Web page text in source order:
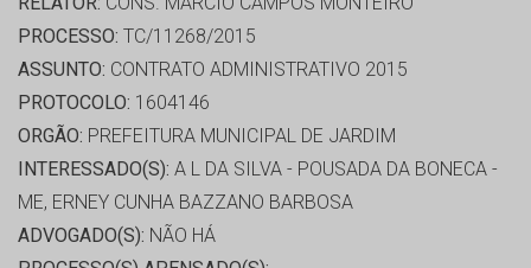
PROCESSO: TC/11268/2015
ASSUNTO: CONTRATO ADMINISTRATIVO 2015
PROTOCOLO: 1604146
ORGÃO: PREFEITURA MUNICIPAL DE JARDIM
INTERESSADO(S): A L DA SILVA - POUSADA DA BONECA -
ME, ERNEY CUNHA BAZZANO BARBOSA
ADVOGADO(S): NÃO HÁ